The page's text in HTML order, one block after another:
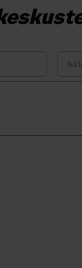
Ikä: